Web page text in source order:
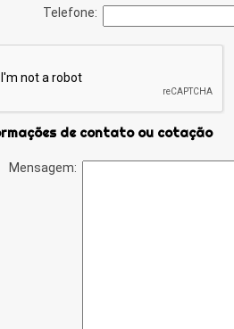
Telefone:
de contato ou cotação
Mensagem: